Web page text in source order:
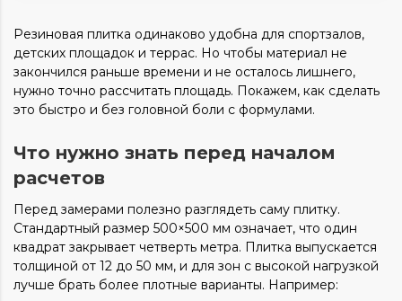
Резиновая плитка одинаково удобна для спортзалов,
детских площадок и террас. Но чтобы материал не
закончился раньше времени и не осталось лишнего,
нужно точно рассчитать площадь. Покажем, как сделать
это быстро и без головной боли с формулами.
Что нужно знать перед началом
расчетов
Перед замерами полезно разглядеть саму плитку.
Стандартный размер 500×500 мм означает, что один
квадрат закрывает четверть метра. Плитка выпускается
толщиной от 12 до 50 мм, и для зон с высокой нагрузкой
лучше брать более плотные варианты. Например: